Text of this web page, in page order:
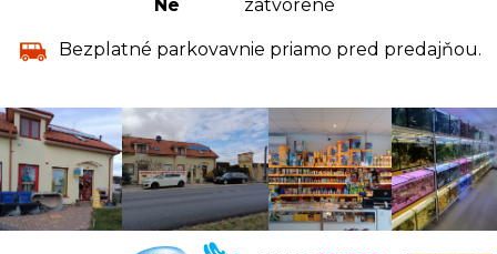
Ne
zatvorené
Bezplatné parkovavnie priamo pred predajňou.